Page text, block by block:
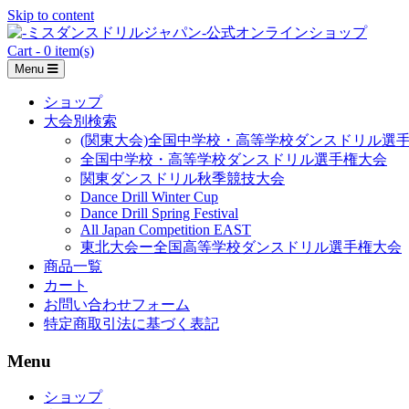
Skip to content
Cart - 0 item(s)
Menu
ショップ
大会別検索
(関東大会)全国中学校・高等学校ダンスドリル選
全国中学校・高等学校ダンスドリル選手権大会
関東ダンスドリル秋季競技大会
Dance Drill Winter Cup
Dance Drill Spring Festival
All Japan Competition EAST
東北大会ー全国高等学校ダンスドリル選手権大会
商品一覧
カート
お問い合わせフォーム
特定商取引法に基づく表記
Menu
ショップ